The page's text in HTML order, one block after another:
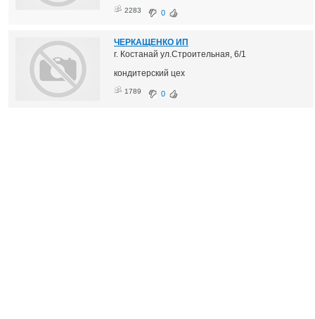
2283 0
ЧЕРКАЩЕНКО ИП
г. Костанай ул.Строительная, 6/1
кондитерский цех
1789 0